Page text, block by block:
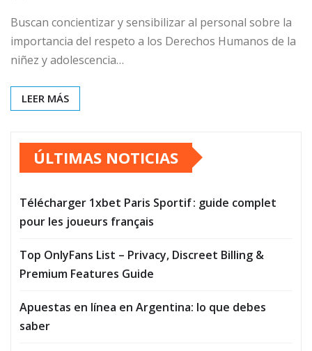
Buscan concientizar y sensibilizar al personal sobre la
importancia del respeto a los Derechos Humanos de la
niñez y adolescencia…
LEER MÁS
ÚLTIMAS NOTICIAS
Télécharger 1xbet Paris Sportif : guide complet
pour les joueurs français
Top OnlyFans List – Privacy, Discreet Billing &
Premium Features Guide
Apuestas en línea en Argentina: lo que debes
saber